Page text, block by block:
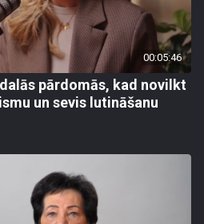
00:05:46
pārdomās, kad novilkt
un sevis lutināšanu